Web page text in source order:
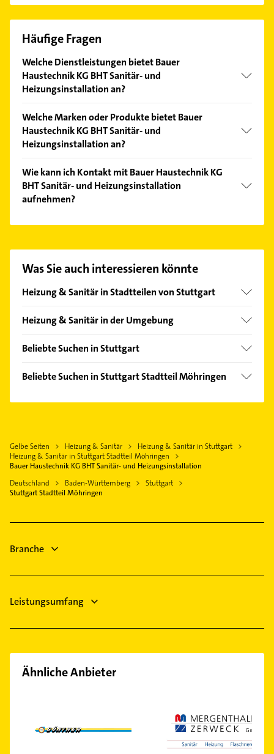
Häufige Fragen
Welche Dienstleistungen bietet Bauer
Haustechnik KG BHT Sanitär- und
Heizungsinstallation an?
Altbausanierung, Installation und Neubauten.
Welche Marken oder Produkte bietet Bauer
Haustechnik KG BHT Sanitär- und
Heizungsinstallation an?
Brennwerttechnik, Lüftungsanlagen, Solaranlagen,
Ölheizung und Gasheizung.
Wie kann ich Kontakt mit Bauer Haustechnik KG
BHT Sanitär- und Heizungsinstallation
aufnehmen?
unserem Kontaktdaten-Bereich auswählen. Hier
finden Sie alle
Kontaktdaten
Was Sie auch interessieren könnte
Heizung & Sanitär in Stadtteilen von Stuttgart
Bad Cannstatt
Botnang
Heumaden
Kaltental
Nord
Ost
Plieningen
Sillenbuch
Untertürkheim
Weilimdorf
Heizung & Sanitär in der Umgebung
Leinfelden-Echterdingen
Ostfildern
Esslingen am Neckar
Ditzingen
Leonberg Württemberg
Denkendorf Württemberg
Beliebte Suchen in Stuttgart
Immobilien
Phoniatrie
Gebäudereinigung
Bestatter
Dachdecker
Ärztehaus
Beliebte Suchen in Stuttgart Stadtteil Möhringen
Schreiner
Bestatter
Maler
Arzt
Physikalische Therapie
Gelbe Seiten Heizung & Sanitär
Heizung & Sanitär in Stuttgart
Heizung & Sanitär in Stuttgart Stadtteil Möhringen
Bauer Haustechnik KG BHT Sanitär- und Heizungsinstallation
Deutschland
Baden-Württemberg
Stuttgart
Stuttgart Stadtteil Möhringen
Branche
Leistungsumfang
Ähnliche Anbieter